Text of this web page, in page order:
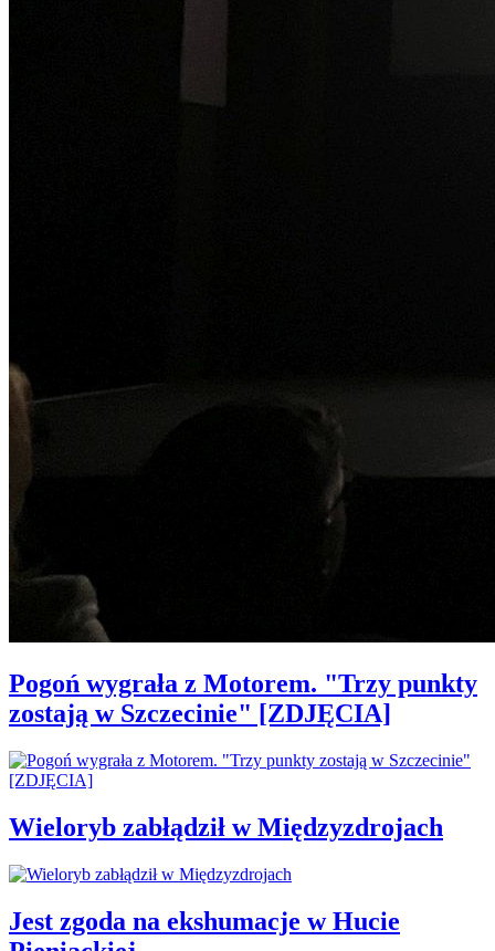
Pogoń wygrała z Motorem. "Trzy punkty
zostają w Szczecinie" [ZDJĘCIA]
Wieloryb zabłądził w Międzyzdrojach
Jest zgoda na ekshumacje w Hucie